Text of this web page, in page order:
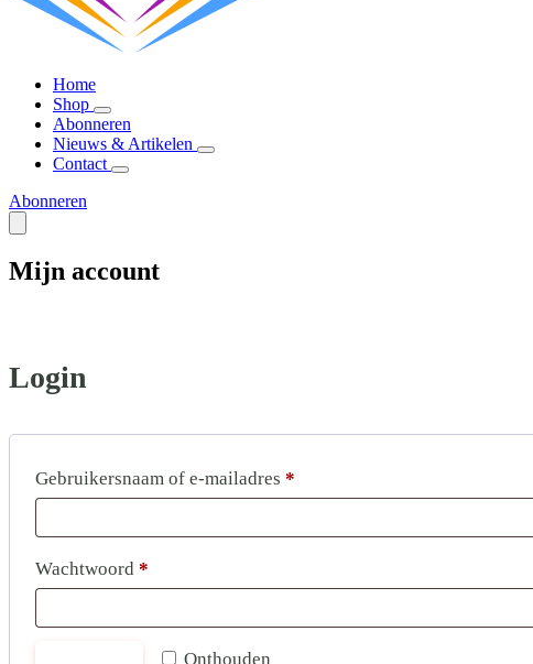
Home
Shop
Abonneren
Nieuws & Artikelen
Contact
Abonneren
Mijn account
Login
Gebruikersnaam of e-mailadres *
Wachtwoord *
Onthouden